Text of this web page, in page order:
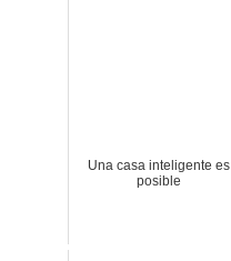
Una casa inteligente es
posible